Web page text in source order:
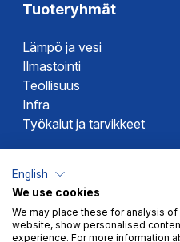
Tuoteryhmät
Lämpö ja vesi
Ilmastointi
Teollisuus
Infra
Työkalut ja tarvikkeet
Altech
Alterna
Novipro
English
We use cookies
We may place these for analysis
website, show personalised
experience. For more information